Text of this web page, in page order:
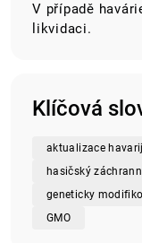
V případě
likvidaci.
Klíčová
aktualizace
hasičský
geneticky
GMO